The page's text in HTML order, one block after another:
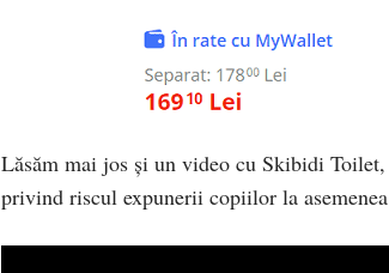
Lăsăm mai jos și un video cu Skibidi
privind riscul expunerii copiilor la